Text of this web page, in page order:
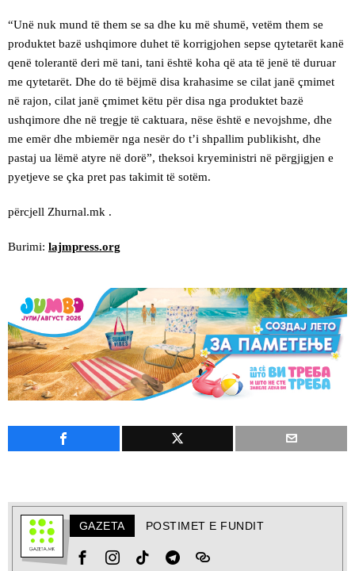
“Unë nuk mund të them se sa dhe ku më shumë, vetëm them se
produktet bazë ushqimore duhet të korrigjohen sepse qytetarët kanë
qenë tolerantë deri më tani, tani është koha që ata të jenë të duruar
me qytetarët. Dhe do të bëjmë disa krahasime se cilat janë çmimet
në rajon, cilat janë çmimet këtu për disa nga produktet bazë
ushqimore dhe në tregje të caktuara, nëse është e nevojshme, dhe
me emër dhe mbiemër nga nesër do t’i shpallim publikisht, dhe
pastaj ua lëmë atyre në dorë”, theksoi kryeministri në përgjigjen e
pyetjeve se çka pret pas takimit të sotëm.
përcjell Zhurnal.mk .
Burimi: lajmpress.org
GAZETA POSTIMET E FUNDIT